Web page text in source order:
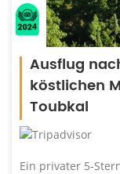
Ausflug
köstlichen
Toubkal
Ein privater 5-